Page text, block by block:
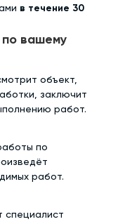
в течение 30
по вашему
объект,
заключит
работ.
по
работ.
специалист